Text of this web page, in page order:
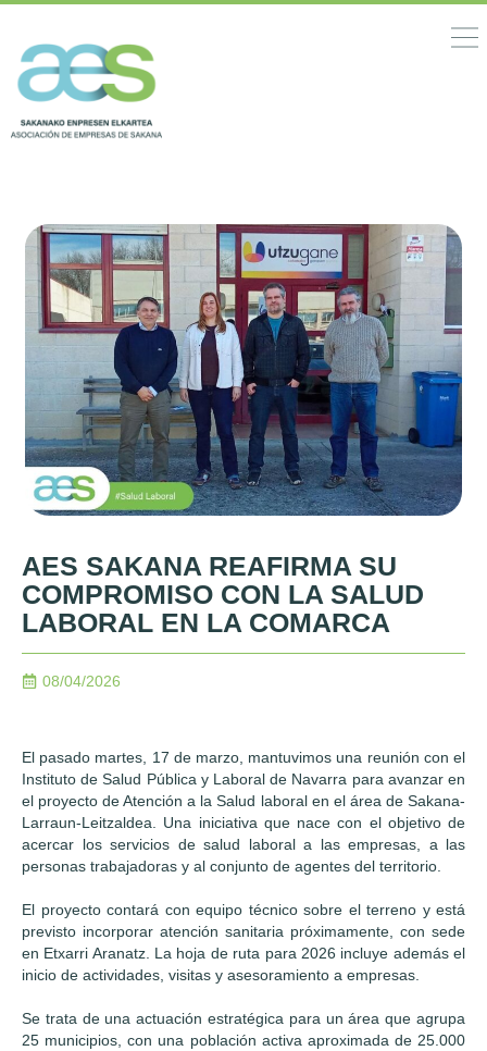
AES SAKANA REAFIRMA SU
COMPROMISO CON LA SALUD
LABORAL EN LA COMARCA
08/04/2026
El pasado martes, 17 de marzo, mantuvimos una reunión con el
Instituto de Salud Pública y Laboral de Navarra para avanzar en
el proyecto de Atención a la Salud laboral en el área de Sakana-
Larraun-Leitzaldea. Una iniciativa que nace con el objetivo de
acercar los servicios de salud laboral a las empresas, a las
personas trabajadoras y al conjunto de agentes del territorio.
El proyecto contará con equipo técnico sobre el terreno y está
previsto incorporar atención sanitaria próximamente, con sede
en Etxarri Aranatz. La hoja de ruta para 2026 incluye además el
inicio de actividades, visitas y asesoramiento a empresas.
Se trata de una actuación estratégica para un área que agrupa
25 municipios, con una población activa aproximada de 25.000